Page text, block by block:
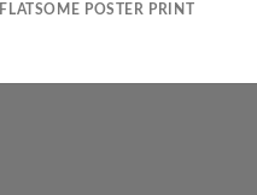
FLATSOME POSTER PRINT